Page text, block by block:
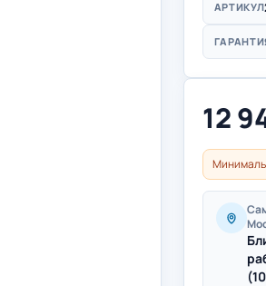
АРТИКУЛ
12